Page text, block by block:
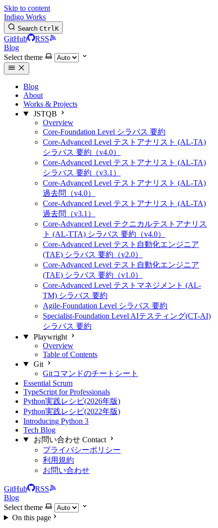
Skip to content
Indigo Works
Search CtrlK
GitHub
RSS
Blog
Select theme
Blog
About
Works & Projects
JSTQB
Overview
Core-Foundation Level シラバス 要約
Core-Advanced Level テストアナリスト (AL-TA)
シラバス 要約（v4.0）
Core-Advanced Level テストアナリスト (AL-TA)
シラバス 要約（v3.1）
Core-Advanced Level テストアナリスト (AL-TA)
過去問（v4.0）
Core-Advanced Level テストアナリスト (AL-TA)
過去問（v3.1）
Core-Advanced Level テクニカルテストアナリス
ト (AL-TTA) シラバス 要約（v4.0）
Core-Advanced Level テスト自動化エンジニア
(TAE) シラバス 要約（v2.0）
Core-Advanced Level テスト自動化エンジニア
(TAE) シラバス 要約（v1.0）
Core-Advanced Level テストマネジメント (AL-
TM) シラバス 要約
Agile-Foundation Level シラバス 要約
Specialist-Foundation Level AIテスティング(CT-AI)
シラバス 要約
Playwright
Overview
Table of Contents
Git
Gitコマンドのチートシート
Essential Scrum
TypeScript for Professionals
Python実践レシピ(2026年版)
Python実践レシピ(2022年版)
Introducing Python 3
Tech Blog
お問い合わせ Contact
プライバシーポリシー
利用規約
お問い合わせ
GitHub
RSS
Blog
Select theme
On this page